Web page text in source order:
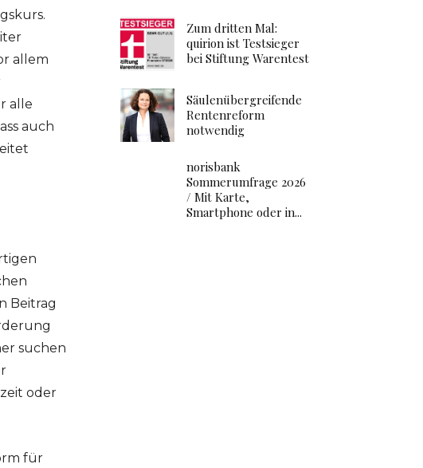
allem
alle
auch
Beitrag
suchen
oder
für
Zum dritten Mal:
quirion ist Testsieger
bei Stiftung Warentest
Säulenübergreifende
Rentenreform
notwendig
norisbank
Sommerumfrage 2026
/ Mit Karte,
Smartphone oder in...